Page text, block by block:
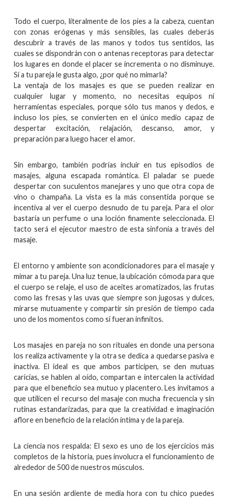
Todo el cuerpo, literalmente de los pies a la cabeza, cuentan
con zonas erógenas y más sensibles, las cuales deberás
descubrir a través de las manos y todos tus sentidos, las
cuales se dispondrán con o antenas receptoras para detectar
los lugares en donde el placer se incrementa o no disminuye.
Si a tu pareja le gusta algo, ¿por qué no mimarla?
La ventaja de los masajes es que se pueden realizar en
cualquier lugar y momento, no necesitas equipos ni
herramientas especiales, porque sólo tus manos y dedos, e
incluso los pies, se convierten en el único medio capaz de
despertar excitación, relajación, descanso, amor, y
preparación para luego hacer el amor.
Sin embargo, también podrías incluir en tus episodios de
masajes, alguna escapada romántica. El paladar se puede
despertar con suculentos manejares y uno que otra copa de
vino o champaña. La vista es la más consentida porque se
incentiva al ver el cuerpo desnudo de tu pareja. Para el olor
bastaría un perfume o una loción finamente seleccionada. El
tacto será el ejecutor maestro de esta sinfonía a través del
masaje.
El entorno y ambiente son acondicionadores para el masaje y
mimar a tu pareja. Una luz tenue, la ubicación cómoda para que
el cuerpo se relaje, el uso de aceites aromatizados, las frutas
como las fresas y las uvas que siempre son jugosas y dulces,
mirarse mutuamente y compartir sin presión de tiempo cada
uno de los momentos como si fueran infinitos.
Los masajes en pareja no son rituales en donde una persona
los realiza activamente y la otra se dedica a quedarse pasiva e
inactiva. El ideal es que ambos participen, se den mutuas
caricias, se hablen al oído, compartan e intercalen la actividad
para que el beneficio sea mutuo y placentero. Les invitamos a
que utilicen el recurso del masaje con mucha frecuencia y sin
rutinas estandarizadas, para que la creatividad e imaginación
aflore en beneficio de la relación íntima y de la pareja.
La ciencia nos respalda: El sexo es uno de los ejercicios más
completos de la historia, pues involucra el funcionamiento de
alrededor de 500 de nuestros músculos.
En una sesión ardiente de media hora con tu chico puedes